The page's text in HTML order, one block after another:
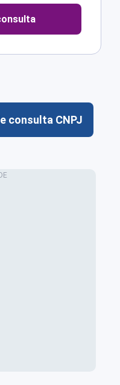
consulta CNPJ